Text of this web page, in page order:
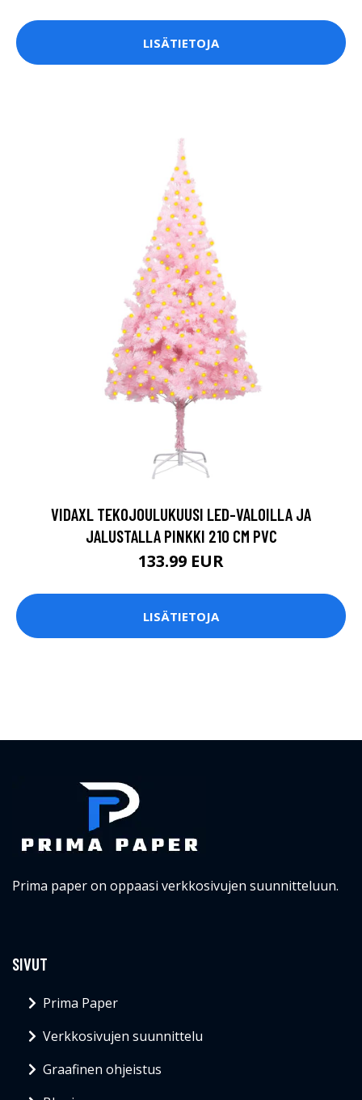
LISÄTIETOJA
VIDAXL TEKOJOULUKUUSI LED-VALOILLA JA
JALUSTALLA PINKKI 210 CM PVC
133.99 EUR
LISÄTIETOJA
Prima paper on oppaasi verkkosivujen suunnitteluun.
SIVUT
Prima Paper
Verkkosivujen suunnittelu
Graafinen ohjeistus